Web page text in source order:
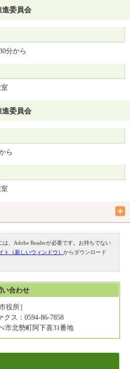
進委員会
分から
進委員会
ら
は、Adobe Readerが必要です。お持ちでない
ト（新しいウィンドウ）からダウンロード
い合わせ
役所］
クス：0594-86-7858
市北勢町阿下喜31番地